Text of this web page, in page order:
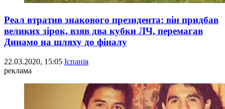
Реал втратив знакового президента: він придбав
великих зірок, взяв два кубки ЛЧ, перемагав
Динамо на шляху до фіналу
22.03.2020, 15:05 Іспанія
реклама